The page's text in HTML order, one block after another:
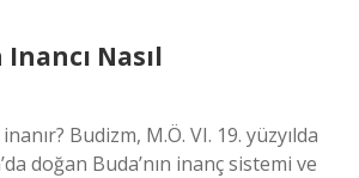
Nasıl
Budizm, M.Ö. VI. 19. yüzyılda
doğan Buda’nın inanç sistemi ve